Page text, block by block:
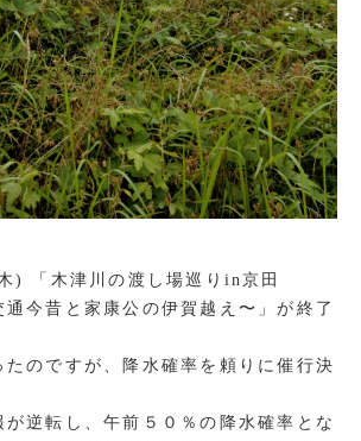
) 「木津川の渡し場巡りin京田
今昔と家康公の伊賀越え〜」が終了
たのですが、降水確率を頼りに催行決
が逆転し、午前５０％の降水確率とな